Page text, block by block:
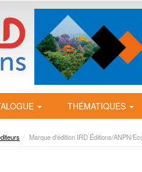
THÉMATIQUES
Marque d'édition IRD Éditions/ANPN/